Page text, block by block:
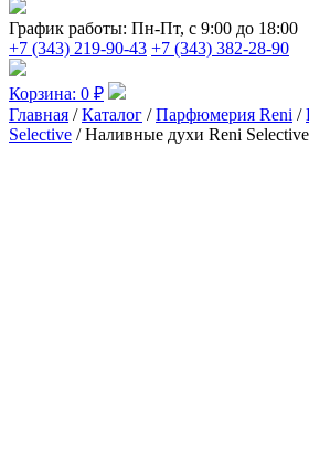
График работы: Пн-Пт, с 9:00 до 18:00
+7 (343) 219-90-43 +7 (343) 382-28-90
Корзина: 0 ₽
Главная /Каталог /Парфюмерия Reni /
Selective / Наливные духи Reni